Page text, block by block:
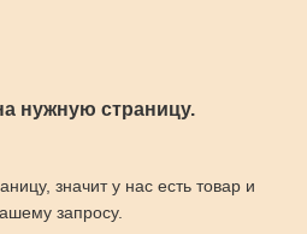
нужную страницу.
значит у нас есть товар и
запросу.